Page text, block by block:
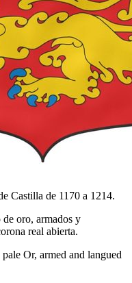
Castilla de 1170 a 1214.
de oro, armados y
real abierta.
Or, armed and langued